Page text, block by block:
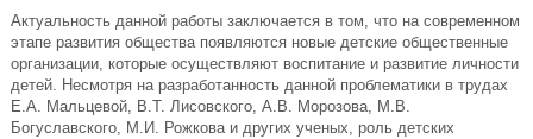
Актуальность данной работы заключается в том, что на современном
этапе развития общества появляются новые детские общественные
организации, которые осуществляют воспитание и развитие личности
детей. Несмотря на разработанность данной проблематики в трудах
Е.А. Мальцевой, В.Т. Лисовского, А.В. Морозова, М.В.
Богуславского, М.И. Рожкова и других ученых, роль детских